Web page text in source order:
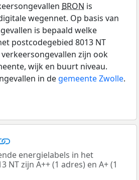
BRON is
wegennet. Op basis van
is bepaald welke
postcodegebied 8013 NT
zijn ook
wijk en buurt niveau.
in de gemeente Zwolle.
energielabels in het
NT zijn A++ (1 adres) en A+ (1